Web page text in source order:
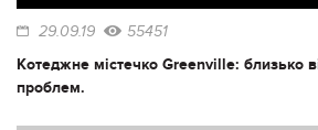
29.09.19 55451
Котеджне містечко Greenville: близько
проблем.